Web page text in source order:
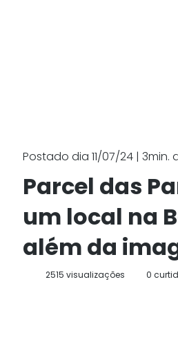
Postado dia 11/07/24 | 3min.
Parcel das
um local na
além da
0
2515 visualizações